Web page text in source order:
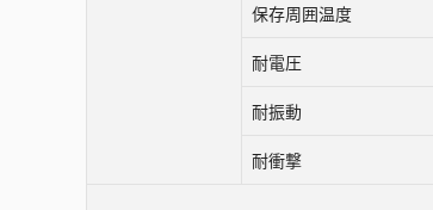
保存周囲温度
耐電圧
耐振動
耐衝撃